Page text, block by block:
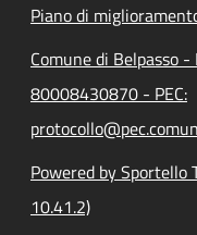
Piano di
Comune di Belpasso
80008430870 - PEC:
Powered by Sportello
10.41.2)